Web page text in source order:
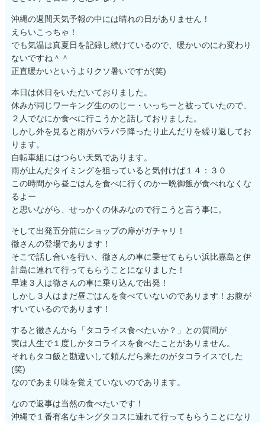
沖縄の週間天気予報の中には晴れの日がありません！
えらいこっちゃ！
でも気温は真夏日を記録し続けているので、暖かいのにわ変わり
ないですね＾＾
正直暖かいというよりクソ暑いですが(笑)
本日は休日をいただいておりました。
休みが同じワーキング生ののじー・いっちーと被っていたので、
２人でなにか食べに行こうかと話しておりました。
しかし外を見ると雨がパラパラ降ったり止んだりを繰り返してお
ります。
自転車組にはつらい天気であります。
雨が止んだタイミングを狙っていると気付けば１４：３０
この時間から昼ごはんを食べに行くのかー晩御飯が食べれなくな
るよー
と思いながら、せっかくの休みなので行こうと言う事に。
そして出発五分前にショップの扉がガチャリ！
徹さんの登場であります！
そこで話し合いを行い、徹さんの車に乗せてもらい浜比嘉島と伊
計島に連れて行ってもらうことになりました！
早速３人は徹さんの車に乗り込んで出発！
しかし３人はまだ昼ごはんを食べていないのであります！お腹が
すいているのであります！
すると徹さんから「タコライス食べたいか？」との質問が
実は人生で１度しかタコライスを食べたことがありません。
それもタコ飯と勘違いして頼んだら来たのがタコライスでした
(笑)
なのであまり味を覚えていないのであります。
なので返事は当然の食べたいです！
沖縄で１番有名なキングタコスに連れて行ってもらうことになり